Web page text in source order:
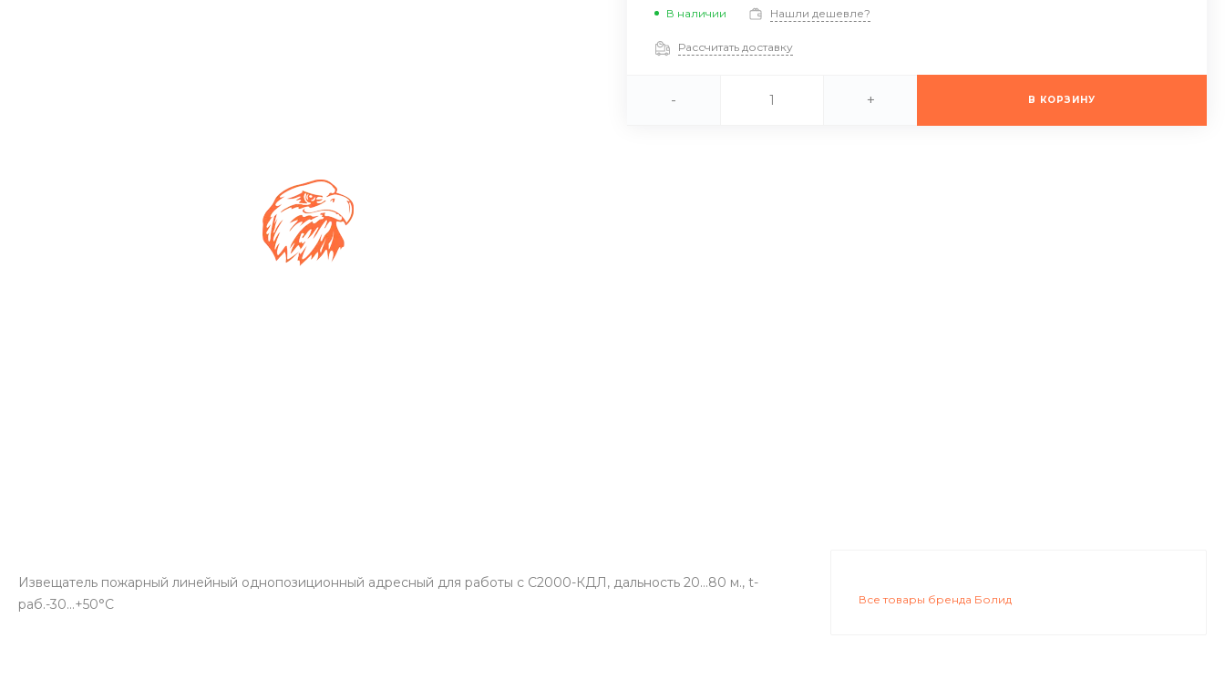
В наличии Нашли дешевле?
Рассчитать доставку
- + В КОРЗИНУ
Извещатель пожарный линейный однопозиционный адресный для работы с С2000-КДЛ, дальность 20...80 м., t-
раб.-30...+50°С
Все товары бренда Болид